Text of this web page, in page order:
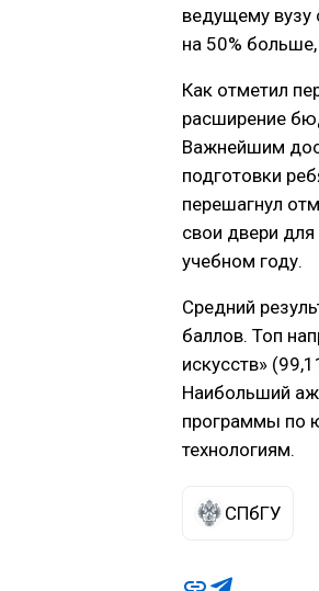
ведущему вузу
на 50%
Как отметил
расширение
Важнейшим
подготовки
перешагнул
свои двери
учебном году.
Средний
баллов. Топ
искусств»
Наибольший
программы по
технологиям.
СПбГУ